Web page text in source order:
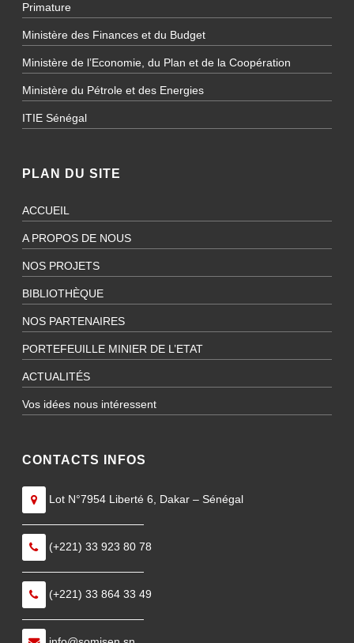
Primature
Ministère des Finances et du Budget
Ministère de l’Economie, du Plan et de la Coopération
Ministère du Pétrole et des Energies
ITIE Sénégal
PLAN DU SITE
ACCUEIL
A PROPOS DE NOUS
NOS PROJETS
BIBLIOTHÈQUE
NOS PARTENAIRES
PORTEFEUILLE MINIER DE L’ETAT
ACTUALITÉS
Vos idées nous intéressent
CONTACTS INFOS
Lot N°7954 Liberté 6, Dakar – Sénégal
———————————
(+221) 33 923 80 78
———————————
(+221) 33 864 33 49
———————————